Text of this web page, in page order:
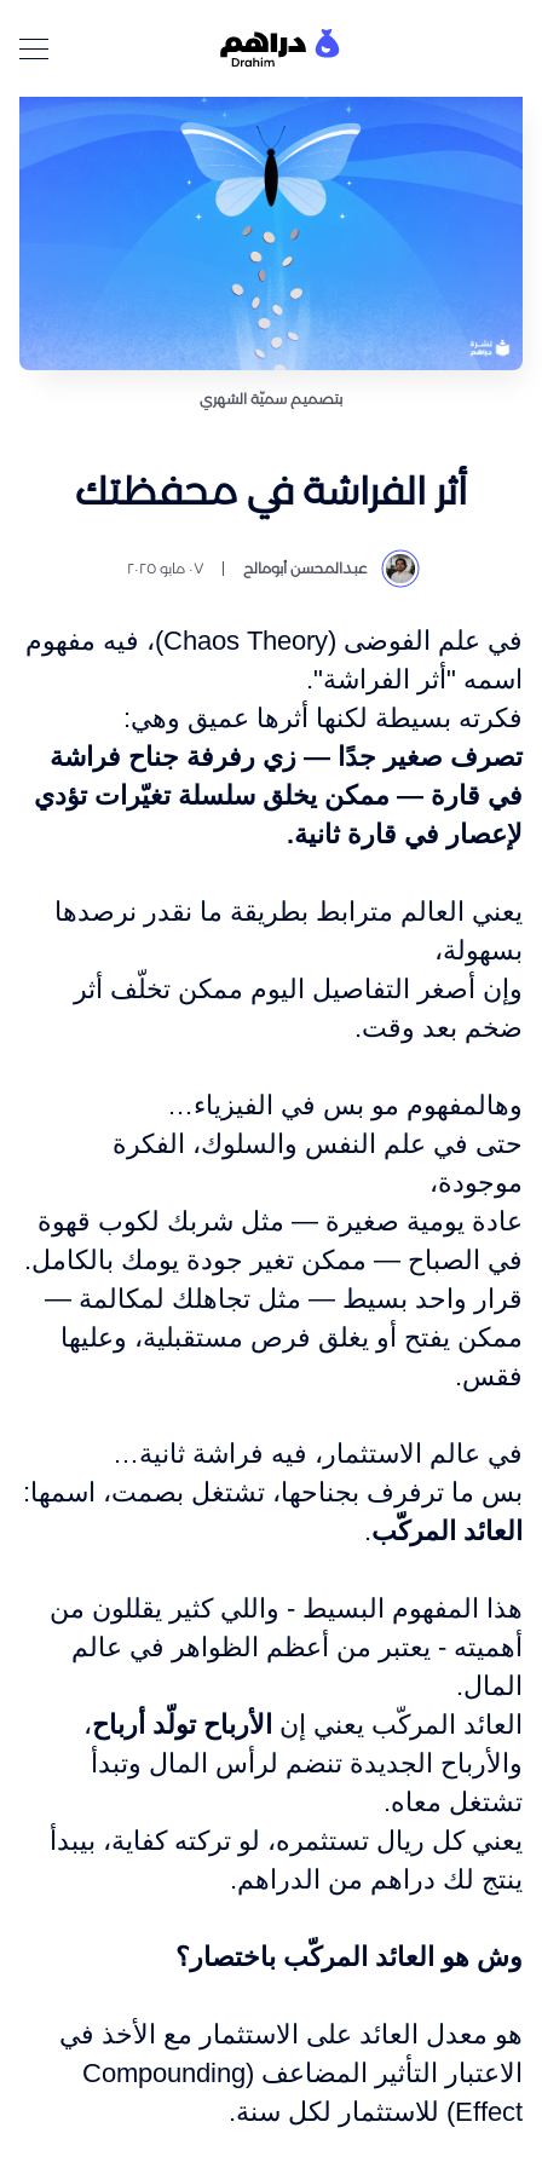
بتصميم سميّة الشهري
أثر الفراشة في محفظتك
عبدالمحسن أبومالح ٠٧ مايو ٢٠٢٥
في علم الفوضى (Chaos Theory)، فيه مفهوم
اسمه "أثر الفراشة".
فكرته بسيطة لكنها أثرها عميق وهي:
تصرف صغير جدًا — زي رفرفة جناح فراشة
في قارة — ممكن يخلق سلسلة تغيّرات تؤدي
لإعصار في قارة ثانية.
يعني العالم مترابط بطريقة ما نقدر نرصدها
بسهولة،
وإن أصغر التفاصيل اليوم ممكن تخلّف أثر
ضخم بعد وقت.
وهالمفهوم مو بس في الفيزياء…
حتى في علم النفس والسلوك، الفكرة
موجودة،
عادة يومية صغيرة — مثل شربك لكوب قهوة
في الصباح — ممكن تغير جودة يومك بالكامل.
قرار واحد بسيط — مثل تجاهلك لمكالمة —
ممكن يفتح أو يغلق فرص مستقبلية، وعليها
فقس.
في عالم الاستثمار، فيه فراشة ثانية…
بس ما ترفرف بجناحها، تشتغل بصمت، اسمها:
العائد المركّب.
هذا المفهوم البسيط - واللي كثير يقللون من
أهميته - يعتبر من أعظم الظواهر في عالم
المال.
العائد المركّب يعني إن الأرباح تولّد أرباح،
والأرباح الجديدة تنضم لرأس المال وتبدأ
تشتغل معاه.
يعني كل ريال تستثمره، لو تركته كفاية، بيبدأ
ينتج لك دراهم من الدراهم.
وش هو العائد المركّب باختصار؟
هو معدل العائد على الاستثمار مع الأخذ في
الاعتبار التأثير المضاعف (Compounding
Effect) للاستثمار لكل سنة.